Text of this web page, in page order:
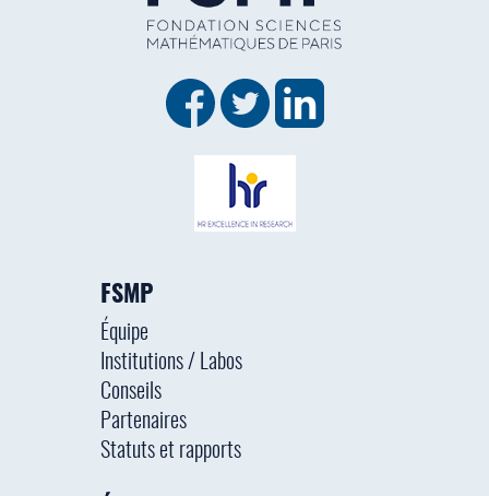
FSMP
Équipe
Institutions / Labos
Conseils
Partenaires
Statuts et rapports